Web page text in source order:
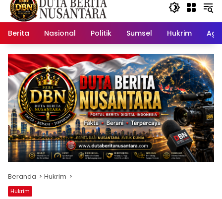
Berita Nasional Politik Sumsel Hukrim
Beranda Hukrim
Hukrim